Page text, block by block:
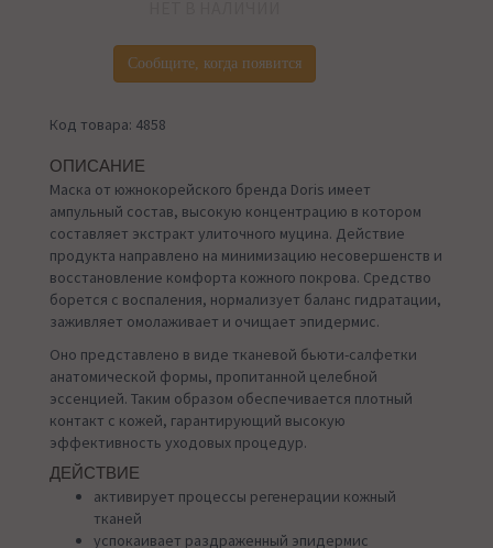
Сообщите, когда появится
Код товара: 4858
ОПИСАНИЕ
Маска от южнокорейского бренда Doris имеет
ампульный состав, высокую концентрацию в котором
составляет экстракт улиточного муцина. Действие
продукта направлено на минимизацию несовершенств и
восстановление комфорта кожного покрова. Средство
борется с воспаления, нормализует баланс гидратации,
заживляет омолаживает и очищает эпидермис.
Оно представлено в виде тканевой бьюти-салфетки
анатомической формы, пропитанной целебной
эссенцией. Таким образом обеспечивается плотный
контакт с кожей, гарантирующий высокую
эффективность уходовых процедур.
ДЕЙСТВИЕ
активирует процессы регенерации кожный
тканей
успокаивает раздраженный эпидермис